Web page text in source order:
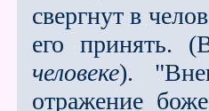
свергнут в
его
человеке).
отражение